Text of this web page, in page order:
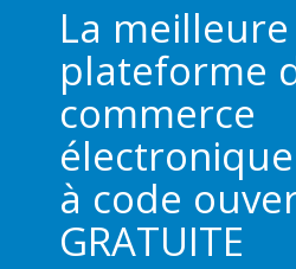
La meilleure
plateforme
commerce
électronique
à code
GRATUITE